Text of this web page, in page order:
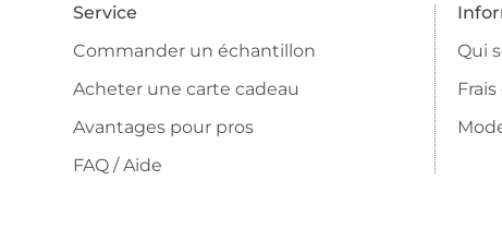
Service
Commander un échantillon
Acheter une carte cadeau
Avantages pour pros
FAQ / Aide
Qui